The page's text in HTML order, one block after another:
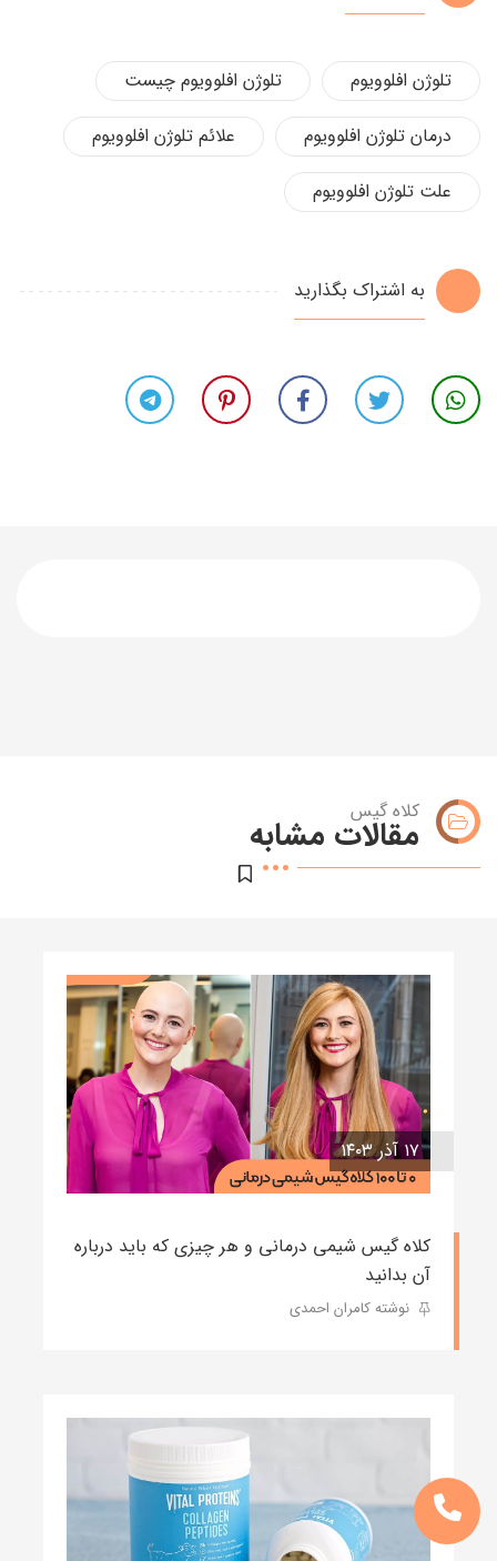
تلوژن افلوویوم
تلوژن افلوویوم چیست
درمان تلوژن افلوویوم
علائم تلوژن افلوویوم
علت تلوژن افلوویوم
به اشتراک بگذارید
کلاه گیس
مقالات مشابه
۱۷ آذر ۱۴۰۳
کلاه گیس شیمی درمانی و هر چیزی که باید درباره
آن بدانید
نوشته کامران احمدی